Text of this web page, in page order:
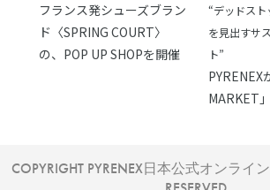
フランス発シューズブラン
ド〈SPRING COURT〉
の、POP UP SHOPを開催
“デッドス
を見出すサ
ト”
PYRENEX
MARKET
COPYRIGHT PYRENEX日本公式オンライ